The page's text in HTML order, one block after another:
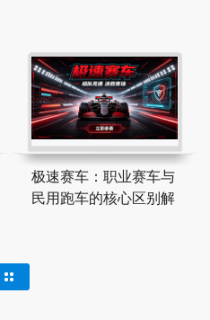
极速赛车：职业赛车与
民用跑车的核心区别解